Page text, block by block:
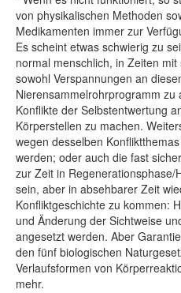
von physikalischen Methoden
Medikamenten immer zur
Es scheint etwas schwierig zu
normal menschlich, in Zeiten
sowohl Verspannungen an
Nierensammelrohrprogramm zu
Konflikte der Selbstentwertung
Körperstellen zu machen.
wegen desselben
werden; oder auch die fast
zur Zeit in Regenerationsphase/
sein, aber in absehbarer Zeit
Konfliktgeschichte zu kommen:
und Änderung der Sichtweise
angesetzt werden. Aber
den fünf biologischen
Verlaufsformen von
mehr.